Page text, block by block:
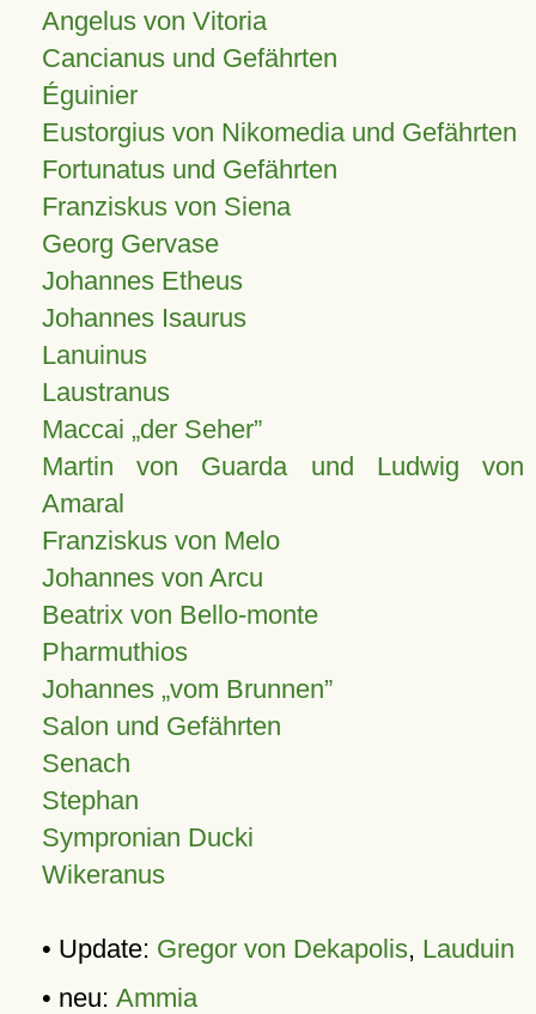
Angelus von Vitoria
Cancianus und Gefährten
Éguinier
Eustorgius von Nikomedia und Gefährten
Fortunatus und Gefährten
Franziskus von Siena
Georg Gervase
Johannes Etheus
Johannes Isaurus
Lanuinus
Laustranus
Maccai „der Seher”
Martin von Guarda und Ludwig von
Amaral
Franziskus von Melo
Johannes von Arcu
Beatrix von Bello-monte
Pharmuthios
Johannes vom Brunnen
Salon und Gefährten
Senach
Stephan
Sympronian Ducki
Wikeranus
• Update: Gregor von Dekapolis, Lauduin
• neu: Ammia